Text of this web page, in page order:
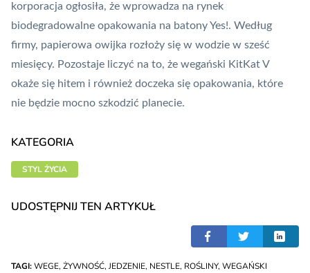
korporacja ogłosiła, że wprowadza na rynek
biodegradowalne opakowania na batony Yes!. Według
firmy, papierowa owijka rozłoży się w wodzie w sześć
miesięcy. Pozostaje liczyć na to, że wegański KitKat V
okaże się hitem i również doczeka się opakowania, które
nie będzie mocno szkodzić planecie.
KATEGORIA
STYL ŻYCIA
UDOSTĘPNIJ TEN ARTYKUŁ
TAGI:WEGE, ŻYWNOŚĆ, JEDZENIE, NESTLE, ROŚLINY, WEGAŃSKI